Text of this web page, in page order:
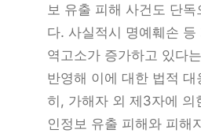
보 유출 피해 사건도 단
다. 사실적시 명예훼손 등
역고소가 증가하고 있다
반영해 이에 대한 법적
히, 가해자 외 제3자에 의
인정보 유출 피해와 피해